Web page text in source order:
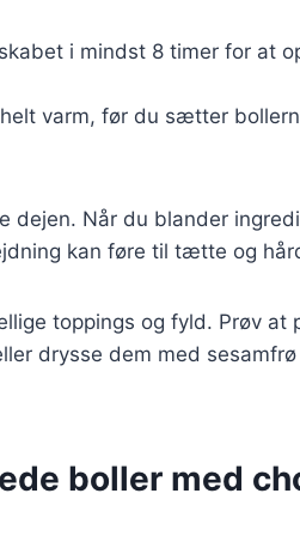
i mindst 8 timer for at
varm, før du sætter
dejen. Når du blander
kan føre til tætte og
toppings og fyld. Prøv at
drysse dem med
boller med